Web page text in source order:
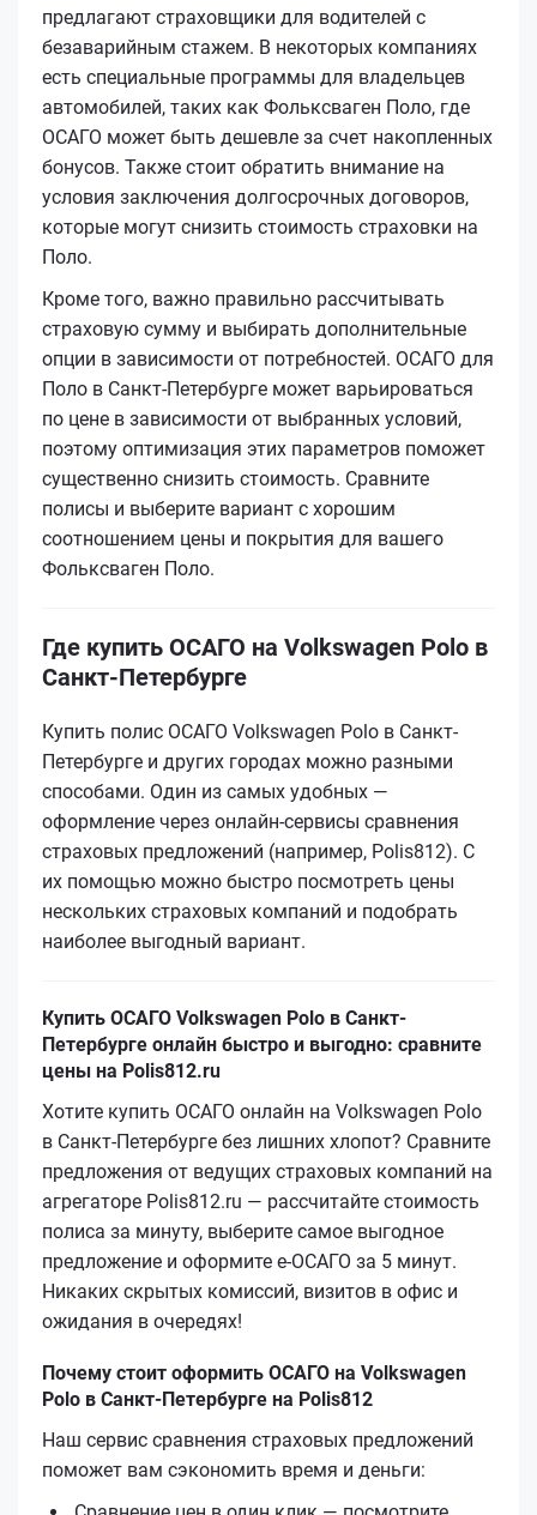
предлагают страховщики для водителей с
безаварийным стажем. В некоторых компаниях
есть специальные программы для владельцев
автомобилей, таких как Фольксваген Поло, где
ОСАГО может быть дешевле за счет накопленных
бонусов. Также стоит обратить внимание на
условия заключения долгосрочных договоров,
которые могут снизить стоимость страховки на
Поло.
Кроме того, важно правильно рассчитывать
страховую сумму и выбирать дополнительные
опции в зависимости от потребностей. ОСАГО для
Поло в Санкт-Петербурге может варьироваться
по цене в зависимости от выбранных условий,
поэтому оптимизация этих параметров поможет
существенно снизить стоимость. Сравните
полисы и выберите вариант с хорошим
соотношением цены и покрытия для вашего
Фольксваген Поло.
Где купить ОСАГО на Volkswagen Polo в
Санкт-Петербурге
Купить полис ОСАГО Volkswagen Polo в Санкт-
Петербурге и других городах можно разными
способами. Один из самых удобных —
оформление через онлайн-сервисы сравнения
страховых предложений (например, Polis812). С
их помощью можно быстро посмотреть цены
нескольких страховых компаний и подобрать
наиболее выгодный вариант.
Купить ОСАГО Volkswagen Polo в Санкт-
Петербурге онлайн быстро и выгодно: сравните
цены на Polis812.ru
Хотите купить ОСАГО онлайн на Volkswagen Polo
в Санкт-Петербурге без лишних хлопот? Сравните
предложения от ведущих страховых компаний на
агрегаторе Polis812.ru — рассчитайте стоимость
полиса за минуту, выберите самое выгодное
предложение и оформите е‑ОСАГО за 5 минут.
Никаких скрытых комиссий, визитов в офис и
ожидания в очередях!
Почему стоит оформить ОСАГО на Volkswagen
Polo в Санкт-Петербурге на Polis812
Наш сервис сравнения страховых предложений
поможет вам сэкономить время и деньги: